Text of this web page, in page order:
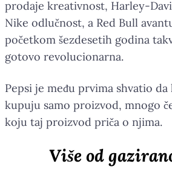
prodaje kreativnost, Harley-
Nike odlučnost, a Red Bull
početkom šezdesetih godina
gotovo revolucionarna.
Pepsi je među prvima shvatio
kupuju samo proizvod, mnogo
koju taj proizvod priča o njima.
Više od